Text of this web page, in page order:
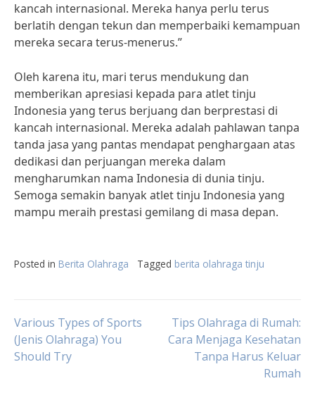
kancah internasional. Mereka hanya perlu terus
berlatih dengan tekun dan memperbaiki kemampuan
mereka secara terus-menerus.”
Oleh karena itu, mari terus mendukung dan
memberikan apresiasi kepada para atlet tinju
Indonesia yang terus berjuang dan berprestasi di
kancah internasional. Mereka adalah pahlawan tanpa
tanda jasa yang pantas mendapat penghargaan atas
dedikasi dan perjuangan mereka dalam
mengharumkan nama Indonesia di dunia tinju.
Semoga semakin banyak atlet tinju Indonesia yang
mampu meraih prestasi gemilang di masa depan.
Posted in Berita Olahraga Tagged berita olahraga tinju
Post
navigation
Various Types of Sports
(Jenis Olahraga) You
Should Try
Tips Olahraga di Rumah:
Cara Menjaga Kesehatan
Tanpa Harus Keluar
Rumah